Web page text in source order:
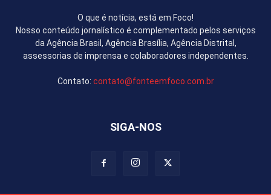
O que é notícia, está em Foco!
Nosso conteúdo jornalístico é complementado pelos serviços
da Agência Brasil, Agência Brasília, Agência Distrital,
assessorias de imprensa e colaboradores independentes.
Contato: contato@fonteemfoco.com.br
SIGA-NOS